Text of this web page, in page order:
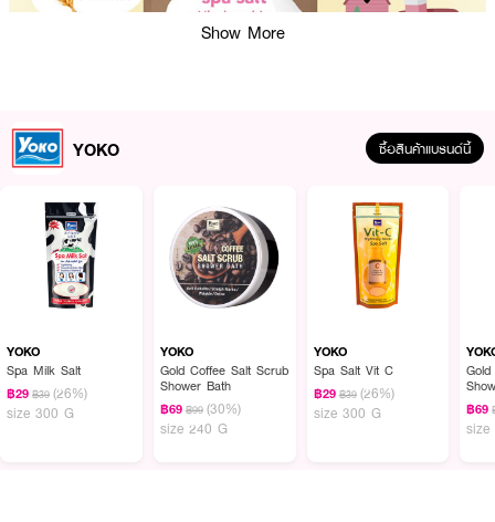
ผลลัพธ์ที่ได้ :
YOKO Milk Spa Salt Niacinamideเกลือสปาขัดผิวสูตรใหม่ จากโยโกะ เนื้อ
สัมผัสเนียนละเอียด ไม่บาดผิว ช่วยผลัดเซลล์ผิวอย่างอ่อนโยน และคงความชุ่มชื้น
·เนื้อสัมผัสเนียนละเอียด เกลือเม็ดเล็ก ไม่บาดผิว
·ช่วยผลัดเซลล์ผิวอย่างอ่อนโยน
Show More
YOKO ซื้อสินค้าแบรนด์นี้
YOKO
Spa Milk Salt
฿29 ฿39 (26%)
size 300 G
YOKO
Gold Coffee Salt Scrub
Shower Bath
฿69 ฿99 (30%)
size 240 G
YOKO
Spa Salt Vit C
฿29 ฿39 (26%)
size 300 G
฿69
size